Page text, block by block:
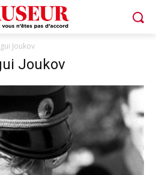
Joukov
Joukov